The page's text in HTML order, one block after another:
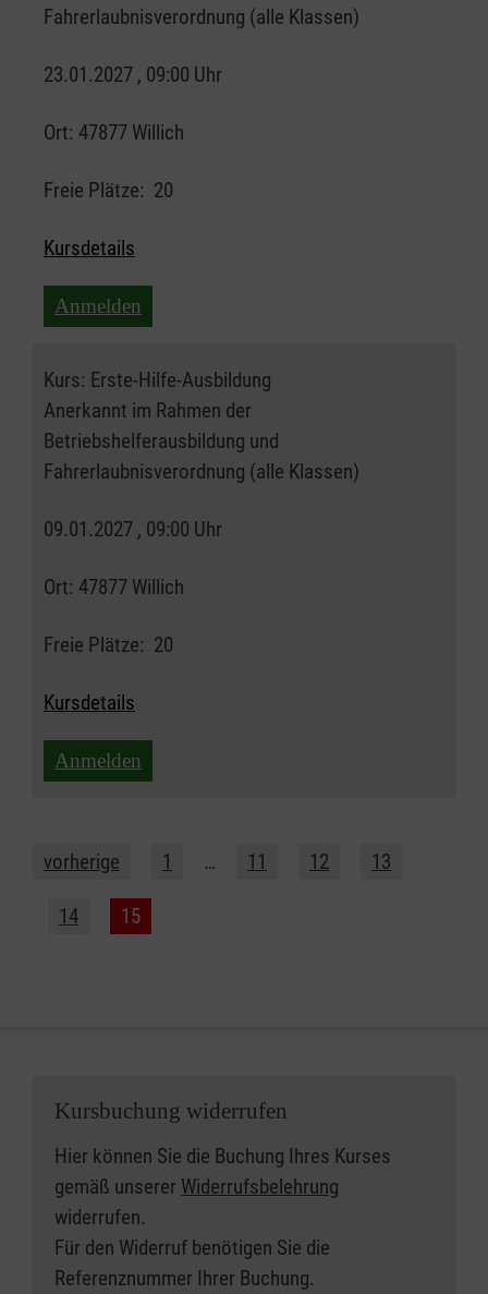
Fahrerlaubnisverordnung (alle Klassen)
23.01.2027 , 09:00 Uhr
Ort: 47877 Willich
Freie Plätze: 20
Kursdetails
Anmelden
Kurs: Erste-Hilfe-Ausbildung
Anerkannt im Rahmen der
Betriebshelferausbildung und
Fahrerlaubnisverordnung (alle Klassen)
09.01.2027 , 09:00 Uhr
Ort: 47877 Willich
Freie Plätze: 20
Kursdetails
Anmelden
vorherige 1 … 11 12 13
14 15
Kursbuchung widerrufen
Hier können Sie die Buchung Ihres Kurses
gemäß unserer Widerrufsbelehrung
widerrufen.
Für den Widerruf benötigen Sie die
Referenznummer Ihrer Buchung.